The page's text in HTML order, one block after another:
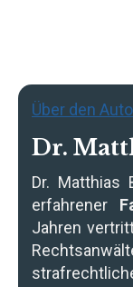
Über den
Dr.
Dr. Matthias
erfahrener
Jahren